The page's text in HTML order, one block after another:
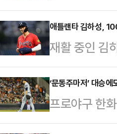
하며 단숨에
서 열린 SSG
는 4연승과
다. 반면
다.무엇보다
패배를 그대
수를 완…
애틀랜타 김하성,
재활 중인 김
기대감을 끌
소속 김하성
린 몽고메리
출전했다.이
‘문동주마저’ 대승
프로야구 한
즈파크에서